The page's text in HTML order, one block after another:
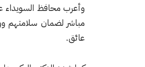
وأعرب محافظ السويداء
مباشر لضمان سلامتهم
عائق.